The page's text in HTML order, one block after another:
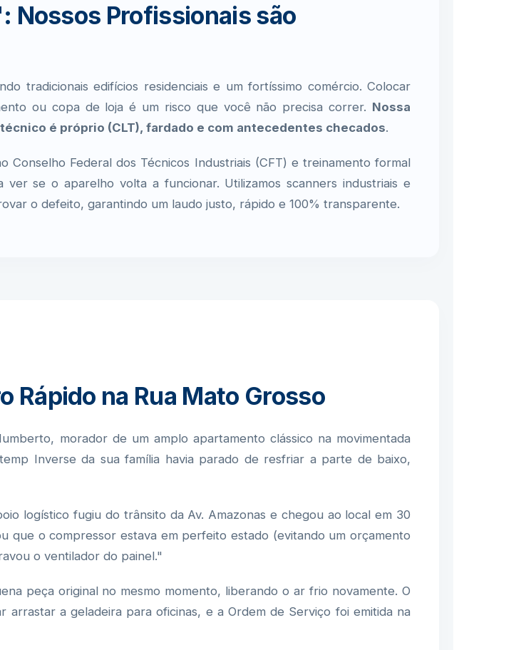
Nossos Profissionais são
tradicionais edifícios residenciais e um fortíssimo comércio. Colocar
ou copa de loja é um risco que você não precisa correr. Nossa
é próprio (CLT), fardado e com antecedentes checados.
Conselho Federal dos Técnicos Industriais (CFT) e treinamento formal
se o aparelho volta a funcionar. Utilizamos scanners industriais e
o defeito, garantindo um laudo justo, rápido e 100% transparente.
Rápido na Rua Mato Grosso
morador de um amplo apartamento clássico na movimentada
Inverse da sua família havia parado de resfriar a parte de baixo,
logístico fugiu do trânsito da Av. Amazonas e chegou ao local em 30
que o compressor estava em perfeito estado (evitando um orçamento
o ventilador do painel."
peça original no mesmo momento, liberando o ar frio novamente. O
a geladeira para oficinas, e a Ordem de Serviço foi emitida na